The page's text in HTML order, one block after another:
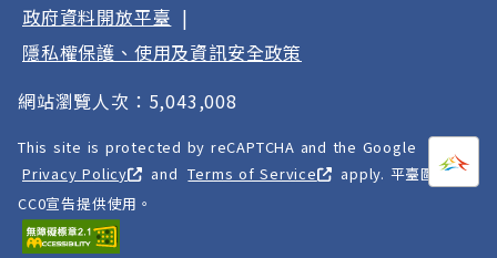
打開
政府資料開放平臺 |
隱私權保護、使用及資訊安全政策
網站瀏覽人次：5,043,008
This site is protected by reCAPTCHA and the Google
Privacy Policy
and Terms of Service
apply. 平臺圖像以
CC0宣告提供使用。